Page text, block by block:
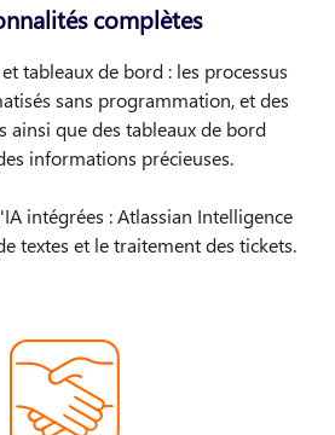
complètes
tableaux de bord : les processus
sans programmation, et des
ainsi que des tableaux de bord
informations précieuses.
intégrées : Atlassian Intelligence
textes et le traitement des tickets.